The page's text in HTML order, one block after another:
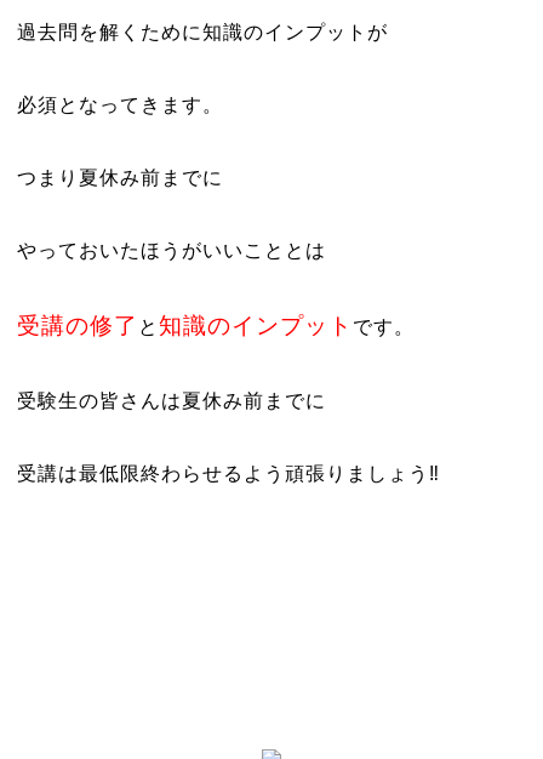
過去問を解くために知識のインプット が
必須となってきます。
つまり夏休み前までに
やっておいたほうがいいこととは
受講の修了 と 知識のインプット です。
受験生の皆さんは夏休み前までに
受講は最低限終わらせるよう頑張りましょう‼